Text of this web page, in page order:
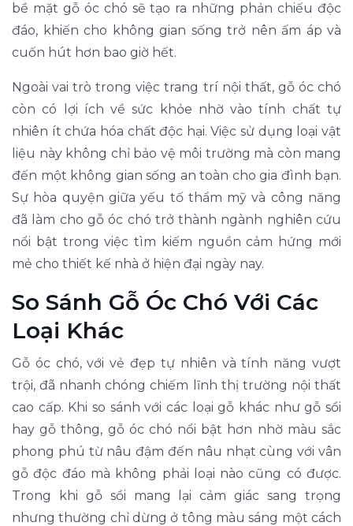
bề mặt gỗ óc chó sẽ tạo ra những phản chiếu độc
đáo, khiến cho không gian sống trở nên ấm áp và
cuốn hút hơn bao giờ hết.
Ngoài vai trò trong việc trang trí nội thất, gỗ óc chó
còn có lợi ích về sức khỏe nhờ vào tính chất tự
nhiên ít chứa hóa chất độc hại. Việc sử dụng loại vật
liệu này không chỉ bảo vệ môi trường mà còn mang
đến một không gian sống an toàn cho gia đình bạn.
Sự hòa quyện giữa yếu tố thẩm mỹ và công năng
đã làm cho gỗ óc chó trở thành ngành nghiên cứu
nổi bật trong việc tìm kiếm nguồn cảm hứng mới
mẻ cho thiết kế nhà ở hiện đại ngày nay.
So Sánh Gỗ Óc Chó Với Các
Loại Khác
Gỗ óc chó, với vẻ đẹp tự nhiên và tính năng vượt
trội, đã nhanh chóng chiếm lĩnh thị trường nội thất
cao cấp. Khi so sánh với các loại gỗ khác như gỗ sồi
hay gỗ thông, gỗ óc chó nổi bật hơn nhờ màu sắc
phong phú từ nâu đậm đến nâu nhạt cùng với vân
gỗ độc đáo mà không phải loại nào cũng có được.
Trong khi gỗ sồi mang lại cảm giác sang trọng
nhưng thường chỉ dừng ở tông màu sáng một cách